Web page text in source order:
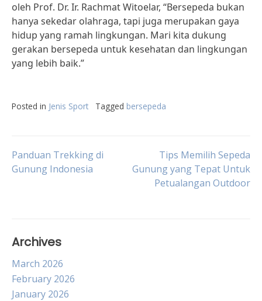
oleh Prof. Dr. Ir. Rachmat Witoelar, “Bersepeda bukan
hanya sekedar olahraga, tapi juga merupakan gaya
hidup yang ramah lingkungan. Mari kita dukung
gerakan bersepeda untuk kesehatan dan lingkungan
yang lebih baik.”
Posted in Jenis Sport Tagged bersepeda
Post
Panduan Trekking di
Gunung Indonesia
Tips Memilih Sepeda
Gunung yang Tepat Untuk
Petualangan Outdoor
Archives
March 2026
February 2026
January 2026